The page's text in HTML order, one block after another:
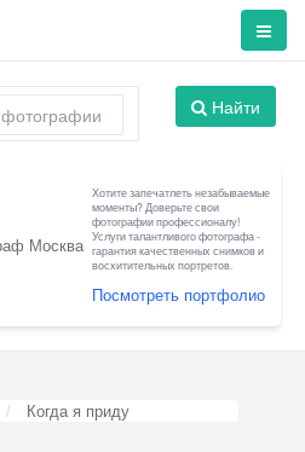
Найти
Хотите запечатлеть незабываемые
моменты? Доверьте свои
фотографии профессионалу!
Услуги талантливого фотографа -
гарантия качественных снимков и
восхитительных портретов.
Посмотреть портфолио
Когда я приду